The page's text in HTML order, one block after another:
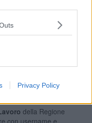
Privacy Policy
95
della Regione
con username e